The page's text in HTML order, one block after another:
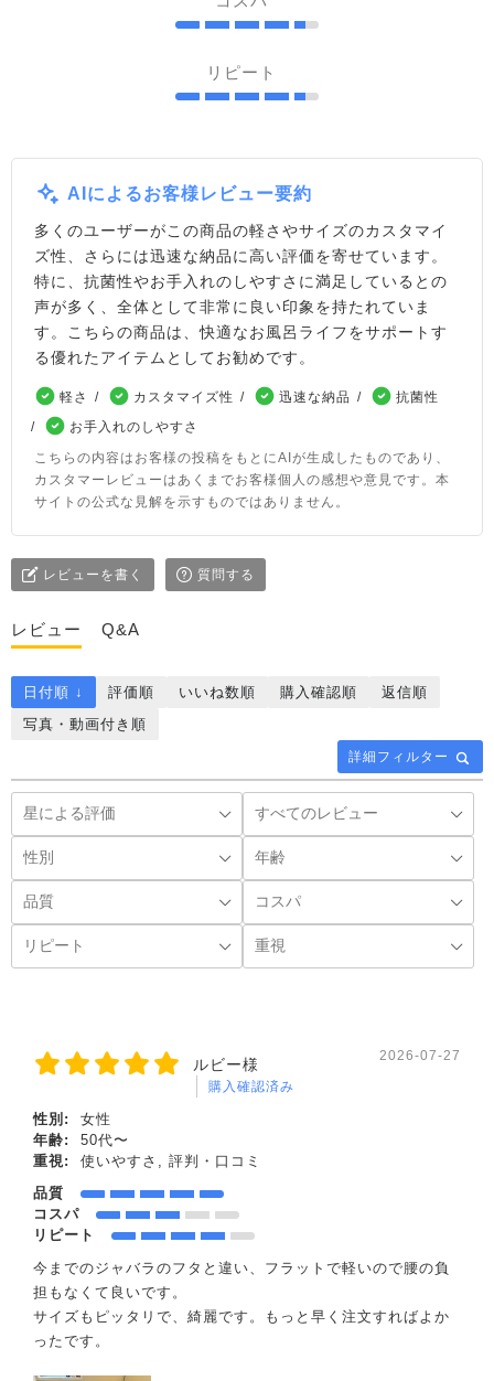
リピート
AIによるお客様レビュー要約
多くのユーザーがこの商品の軽さやサイズのカスタマイ
ズ性、さらには迅速な納品に高い評価を寄せています。
特に、抗菌性やお手入れのしやすさに満足しているとの
声が多く、全体として非常に良い印象を持たれていま
す。こちらの商品は、快適なお風呂ライフをサポートす
る優れたアイテムとしてお勧めです。
軽さ カスタマイズ性 迅速な納品
抗菌性
お手入れのしやすさ
こちらの内容はお客様の投稿をもとにAIが生成したものであり、
カスタマーレビューはあくまでお客様個人の感想や意見です。本
サイトの公式な見解を示すものではありません。
レビューを書く 質問する
レビュー Q&A
詳細フィルター
日付順 ↓ 評価順 いいね数順 購入確認順
返信順
写真・動画付き順
ルビー様
購入確認済み
2026-07-27
性別:
女性
年齢:
50代〜
重視:
使いやすさ, 評判・口コミ
品質
コスパ
リピート
今までのジャバラのフタと違い、フラットで軽いので腰の負
担もなくて良いです。
サイズもピッタリで、綺麗です。もっと早く注文すればよか
ったです。